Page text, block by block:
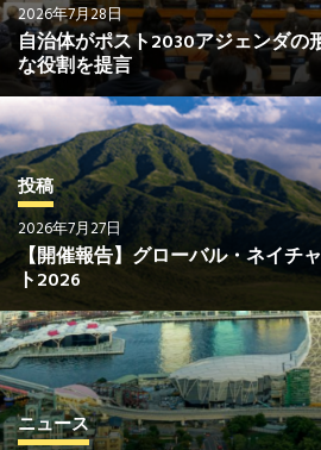
2026年7月28日
自治体がポスト2030アジェンダの
な役割を提言
投稿
2026年7月27日
【開催報告】グローバル・ネイチ
ト2026
ニュース